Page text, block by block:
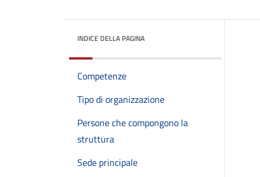
INDICE DELLA PAGINA
Competenze
Tipo di organizzazione
Persone che compongono la
struttura
Sede principale